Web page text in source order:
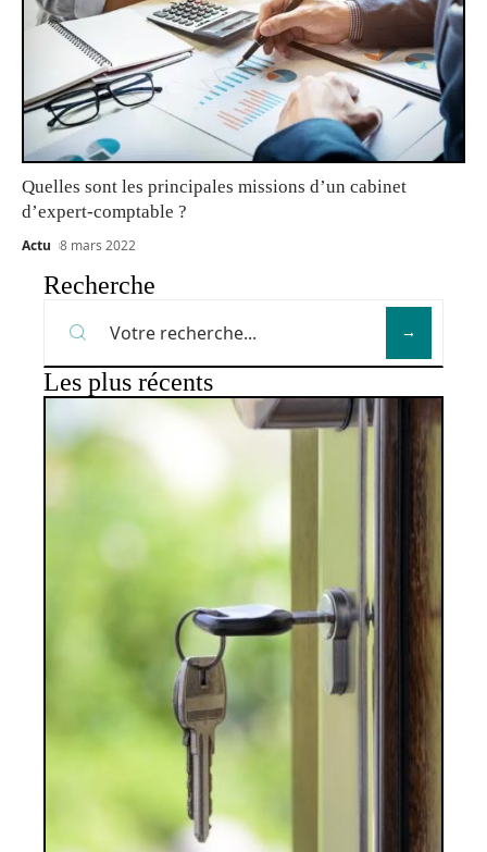
Quelles sont les principales missions d’un cabinet
d’expert-comptable ?
Actu 8 mars 2022
Recherche
Les plus récents